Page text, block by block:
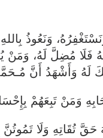
وَنَعُوذُ
فَلَا مُضِلَّ لَهُ، وَمَنْ
لَهُ وَأَشْهَدُ أَنَّ
وَمَنْ تَبِعَهُمْ
حَقَّ تُقَاتِهِ وَلَا